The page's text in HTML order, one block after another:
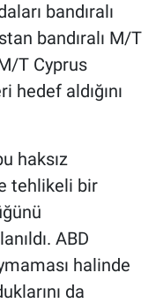
bandıralı
bandıralı M/T
T Cyprus
aldığını
haksız
tehlikeli bir
ABD
halinde
da